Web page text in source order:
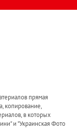
прямая
копирование,
в которых
и "Украинская Фото